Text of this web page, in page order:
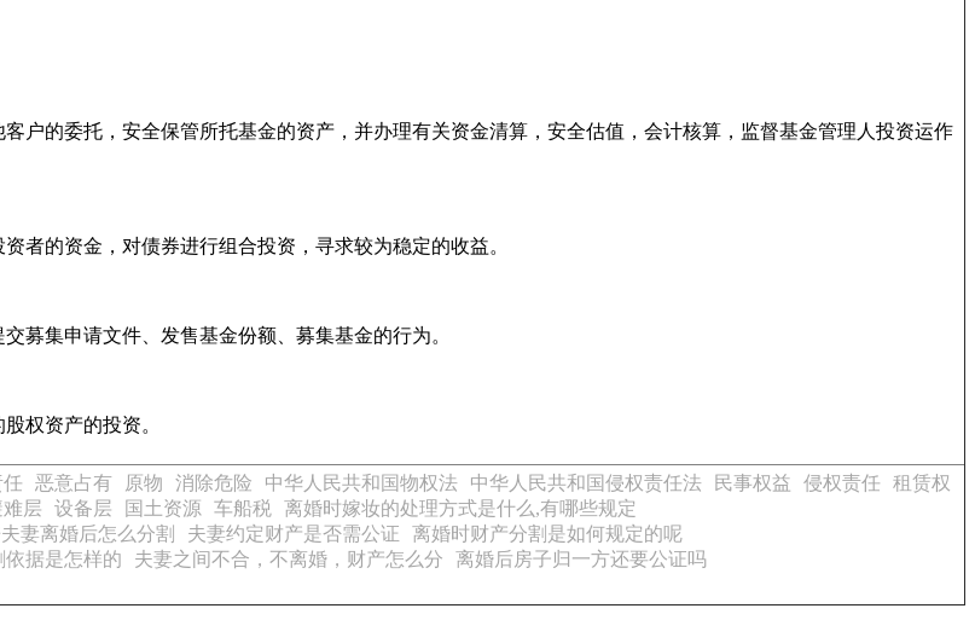
户的委托，安全保管所托基金的资产，并办理有关资金清算，安全估值，会计核算，监督基金管理人投资运作
者的资金，对债券进行组合投资，寻求较为稳定的收益。
募集申请文件、发售基金份额、募集基金的行为。
权资产的投资。
任 恶意占有 原物 消除危险 中华人民共和国物权法 中华人民共和国侵权责任法 民事权益 侵权责任 租赁权
难层 设备层 国土资源 车船税
离婚时嫁妆的处理方式是什么,有哪些规定
妻离婚后怎么分割 夫妻约定财产是否需公证
离婚时财产分割是如何规定的呢
据是怎样的 夫妻之间不合，不离婚，财产怎么分
离婚后房子归一方还要公证吗